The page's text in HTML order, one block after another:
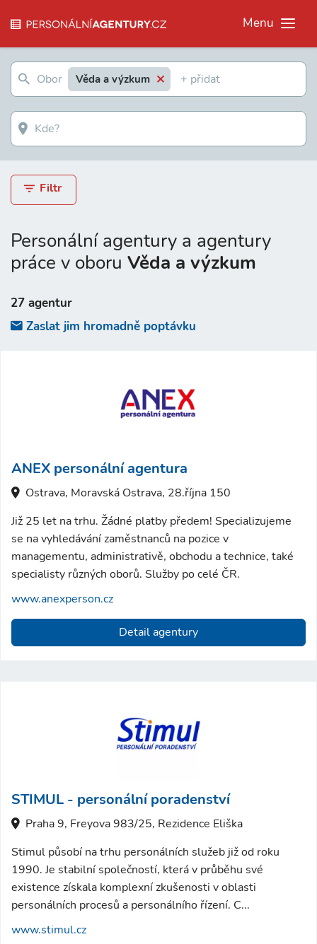
Menu
Věda a výzkum
Filtr
Personální agentury a agentury
práce v oboru Věda a výzkum
27 agentur
Zaslat jim hromadně poptávku
ANEX personální agentura
Ostrava, Moravská Ostrava, 28.října 150
Již 25 let na trhu. Žádné platby předem! Specializujeme
se na vyhledávání zaměstnanců na pozice v
managementu, administrativě, obchodu a technice, také
specialisty různých oborů. Služby po celé ČR.
www.anexperson.cz
Detail agentury
STIMUL - personální poradenství
Praha 9, Freyova 983/25, Rezidence Eliška
Stimul působí na trhu personálních služeb již od roku
1990. Je stabilní společností, která v průběhu své
existence získala komplexní zkušenosti v oblasti
personálních procesů a personálního řízení. C...
www.stimul.cz